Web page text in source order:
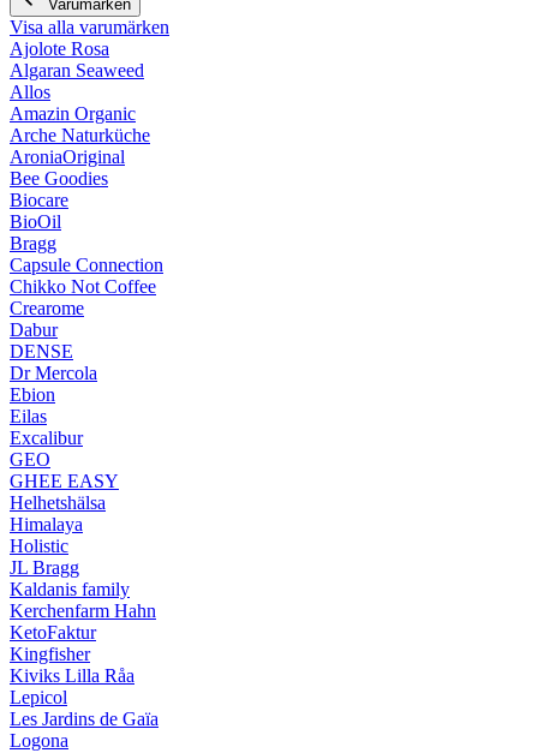
Varumärken
Visa alla varumärken
Ajolote Rosa
Algaran Seaweed
Allos
Amazin Organic
Arche Naturküche
AroniaOriginal
Bee Goodies
Biocare
BioOil
Bragg
Capsule Connection
Chikko Not Coffee
Crearome
Dabur
DENSE
Dr Mercola
Ebion
Eilas
Excalibur
GEO
GHEE EASY
Helhetshälsa
Himalaya
Holistic
JL Bragg
Kaldanis family
Kerchenfarm Hahn
KetoFaktur
Kingfisher
Kiviks Lilla Råa
Lepicol
Les Jardins de Gaïa
Logona